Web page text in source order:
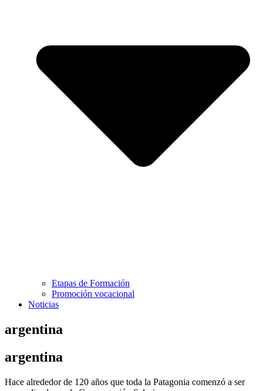
Etapas de Formación
Promoción vocacional
Noticias
argentina
argentina
Hace alrededor de 120 años que toda la Patagonia comenzó a ser